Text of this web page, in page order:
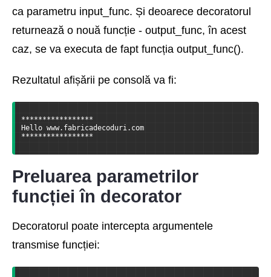
ca parametru input_func. Și deoarece decoratorul
returnează o nouă funcție - output_func, în acest
caz, se va executa de fapt funcția output_func().
Rezultatul afișării pe consolă va fi:
*****************
Hello www.fabricadecoduri.com
*****************
Preluarea parametrilor
funcției în decorator
Decoratorul poate intercepta argumentele
transmise funcției: